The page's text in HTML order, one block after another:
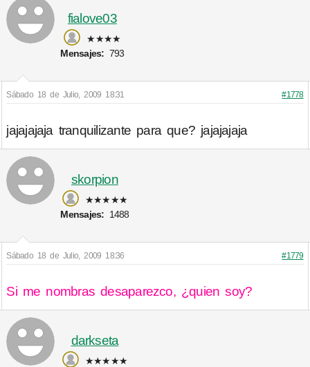
fialove03
★★★★
Mensajes: 793
Sábado 18 de Julio, 2009 18:31 #1778
jajajajaja tranquilizante para que? jajajajaja
skorpion
★★★★★
Mensajes: 1488
Sábado 18 de Julio, 2009 18:36 #1779
Si me nombras desaparezco, ¿quien soy?
darkseta
★★★★★